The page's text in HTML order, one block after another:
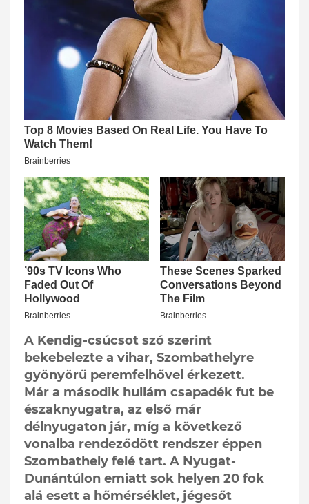
A Kendig-csúcsot szó szerint
bekebelezte a vihar, Szombathelyre
gyönyörű peremfelhővel érkezett.
Már a második hullám csapadék fut be
északnyugatra, az első már
délnyugaton jár, míg a következő
vonalba rendeződött rendszer éppen
Szombathely felé tart. A Nyugat-
Dunántúlon emiatt sok helyen 20 fok
alá esett a hőmérséklet, jégesőt